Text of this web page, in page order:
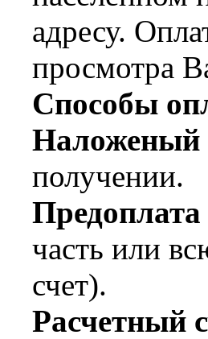
адресу.
просмотра
Способы
Наложеный
получении.
часть или
счет).
Расчетный